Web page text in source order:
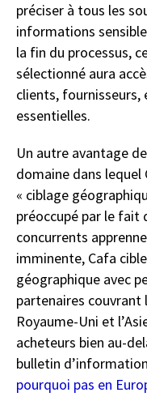
préciser à tous les
informations
la fin du processus,
sélectionné aura
clients,
essentielles.
Un autre avantage
domaine dans lequel
« ciblage
préoccupé par le fait
concurrents
imminente, Cafa
géographique avec
partenaires couvrant
Royaume-Uni et
acheteurs bien au-
bulletin
pourquoi pas en